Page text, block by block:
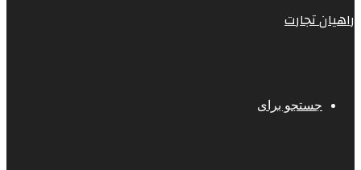
راهیان تجارت
جستجو برای